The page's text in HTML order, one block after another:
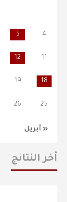
« أبريل
4
5
11
12
18
19
25
26
أخر النتائج